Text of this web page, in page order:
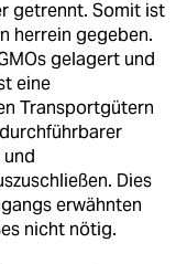
getrennt. Somit ist
herrein gegeben.
gelagert und
eine
Transportgütern
Dies
erwähnten
nicht nötig.